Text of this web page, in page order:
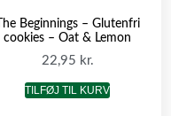
The Beginnings – Glutenfri
cookies – Oat & Lemon
22,95 kr.
TILFØJ TIL KURV